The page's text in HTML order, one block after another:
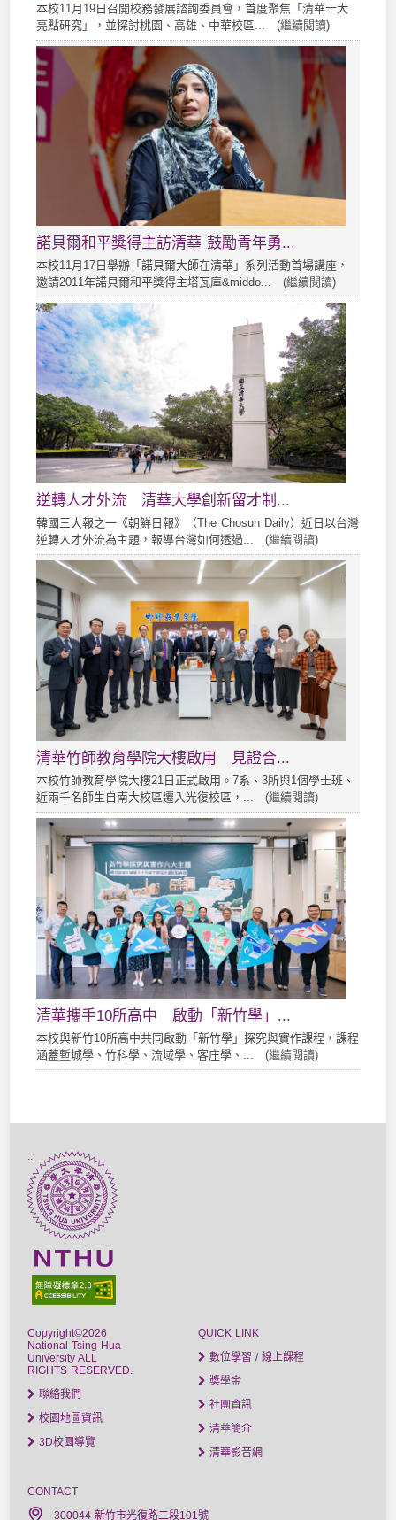
本校11月19日召開校務發展諮詢委員會，首度聚焦「清華十大
亮點研究」，並探討桃園、高雄、中華校區... (繼續閱讀)
諾貝爾和平獎得主訪清華 鼓勵青年勇...
本校11月17日舉辦「諾貝爾大師在清華」系列活動首場講座，
邀請2011年諾貝爾和平獎得主塔瓦庫&middo... (繼續閱讀)
逆轉人才外流 清華大學創新留才制...
韓國三大報之一《朝鮮日報》（The Chosun Daily）近日以台灣
逆轉人才外流為主題，報導台灣如何透過... (繼續閱讀)
清華竹師教育學院大樓啟用 見證合...
本校竹師教育學院大樓21日正式啟用。7系、3所與1個學士班、
近兩千名師生自南大校區遷入光復校區，... (繼續閱讀)
清華攜手10所高中 啟動「新竹學」...
本校與新竹10所高中共同啟動「新竹學」探究與實作課程，課程
涵蓋塹城學、竹科學、流域學、客庄學、... (繼續閱讀)
:::
Copyright©2026
National Tsing Hua
University ALL
RIGHTS RESERVED.
聯絡我們
校園地圖資訊
3D校園導覽
QUICK LINK
數位學習 / 線上課程
獎學金
社團資訊
清華簡介
清華影音網
CONTACT
300044 新竹市光復路二段101號